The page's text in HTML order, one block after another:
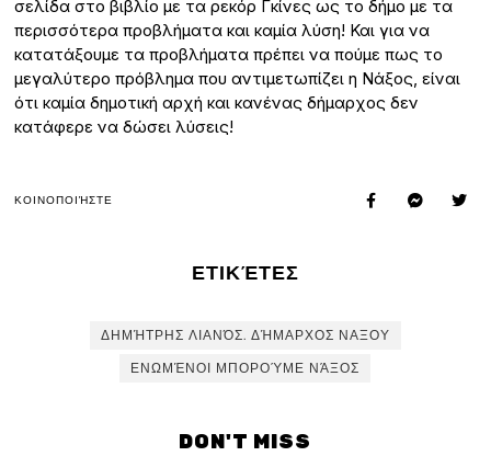
σελίδα στο βιβλίο με τα ρεκόρ Γκίνες ως το δήμο με τα
περισσότερα προβλήματα και καμία λύση! Και για να
κατατάξουμε τα προβλήματα πρέπει να πούμε πως το
μεγαλύτερο πρόβλημα που αντιμετωπίζει η Νάξος, είναι
ότι καμία δημοτική αρχή και κανένας δήμαρχος δεν
κατάφερε να δώσει λύσεις!
ΚΟΙΝΟΠΟΙΉΣΤΕ
ΕΤΙΚΈΤΕΣ
ΔΗΜΉΤΡΗΣ ΛΙΑΝΌΣ. ΔΉΜΑΡΧΟΣ ΝΑΞΟΥ
ΕΝΩΜΈΝΟΙ ΜΠΟΡΟΎΜΕ ΝΆΞΟΣ
DON'T MISS